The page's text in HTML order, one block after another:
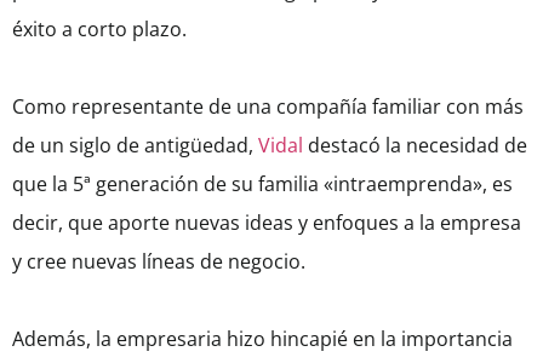
éxito a corto plazo.
Como representante de una compañía familiar con más
de un siglo de antigüedad, Vidal destacó la necesidad de
que la 5ª generación de su familia «intraemprenda», es
decir, que aporte nuevas ideas y enfoques a la empresa
y cree nuevas líneas de negocio.
Además, la empresaria hizo hincapié en la importancia